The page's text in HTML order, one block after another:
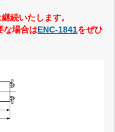
続いたします。
な場合はENC-1841をぜひ